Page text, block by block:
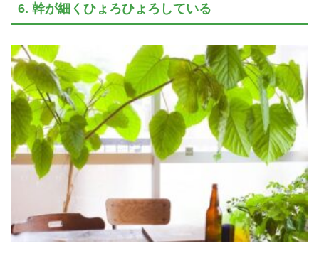
6. 幹が細くひょろひょろしている